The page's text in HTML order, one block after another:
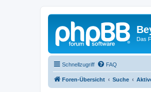
Das
Schnellzugriff FAQ
Foren-Übersicht Suche